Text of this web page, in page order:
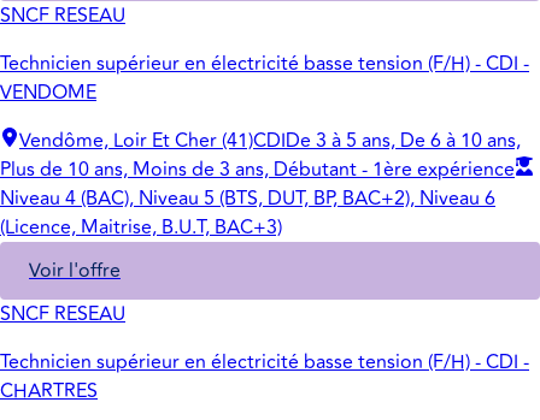
SNCF RESEAU
Technicien supérieur en électricité basse tension (F/H) - CDI -
VENDOME
Vendôme, Loir Et Cher (41)CDIDe 3 à 5 ans, De 6 à 10 ans,
Plus de 10 ans, Moins de 3 ans, Débutant - 1ère expérience
Niveau 4 (BAC), Niveau 5 (BTS, DUT, BP, BAC+2), Niveau 6
(Licence, Maitrise, B.U.T, BAC+3)
Voir l'offre
SNCF RESEAU
Technicien supérieur en électricité basse tension (F/H) - CDI -
CHARTRES